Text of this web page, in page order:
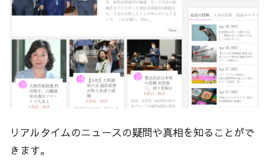
リアルタイムのニュースの疑問や真相を知ることがで
きます。